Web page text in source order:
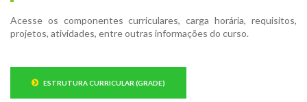
Acesse os componentes curriculares, carga horária, requisitos,
projetos, atividades, entre outras informações do curso.
ESTRUTURA CURRICULAR (GRADE)